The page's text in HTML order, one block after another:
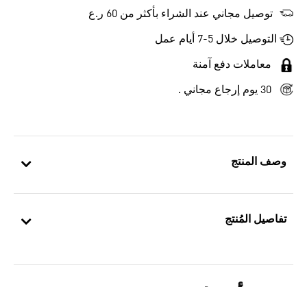
وصف المنتج
تفاصيل المُنتج
توصيل مجاني عند الشراء بأكثر من 60 ر.ع
التوصيل خلال 5-7 أيام عمل
معاملات دفع آمنة